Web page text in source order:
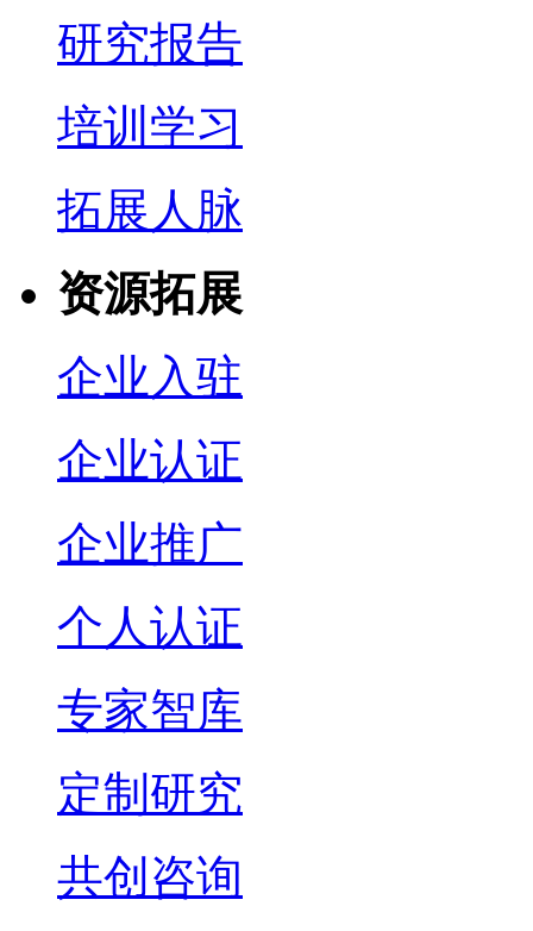
研究报告
培训学习
拓展人脉
资源拓展
企业入驻
企业认证
企业推广
个人认证
专家智库
定制研究
共创咨询